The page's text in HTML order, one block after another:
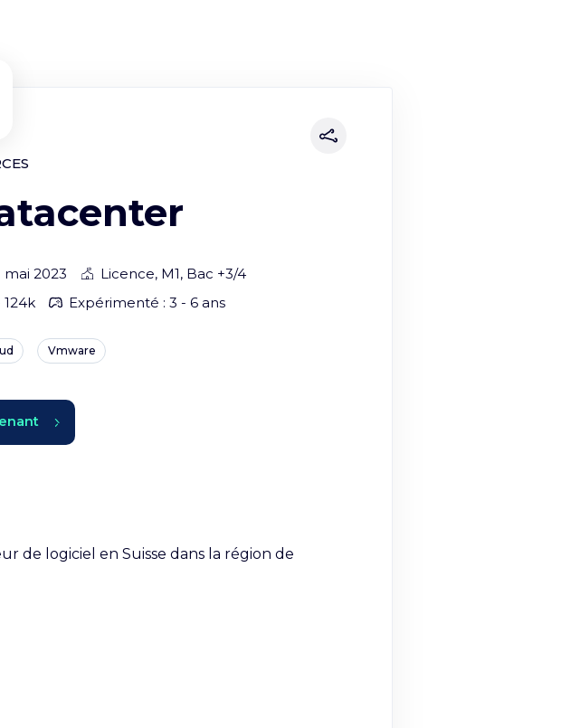
mai 2023
Licence, M1, Bac +3/4
124k Expérimenté : 3 - 6 ans
Vmware
de logiciel en Suisse dans la région de